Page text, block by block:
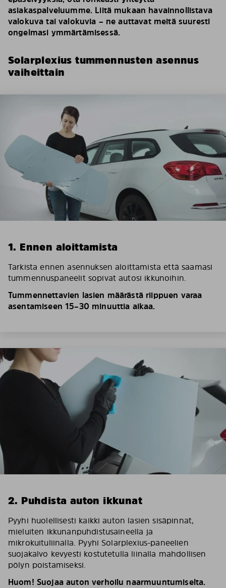
asiakaspalveluumme. Liitä mukaan havainnollistava
valokuva tai valokuvia – ne auttavat meitä suuresti
ongelmasi ymmärtämisessä.
Solarplexius tummennusten asennus
vaiheittain
1. Ennen aloittamista
Tarkista ennen asennuksen aloittamista että saamasi
tummennuspaneelit sopivat autosi ikkunoihin.
Tummennettavien lasien määrästä riippuen varaa
asentamiseen 15–30 minuuttia aikaa.
2. Puhdista auton ikkunat
Pyyhi huolellisesti kaikki auton lasien sisäpinnat,
mieluiten ikkunanpuhdistusaineella ja
mikrokuituliinalla. Pyyhi Solarplexius-paneelien
suojakalvo kevyesti kostutetulla liinalla mahdollisen
pölyn poistamiseksi.
Huom! Suojaa auton verhoilu naarmuuntumiselta.